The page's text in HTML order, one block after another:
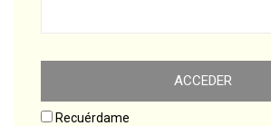
Recuérdame